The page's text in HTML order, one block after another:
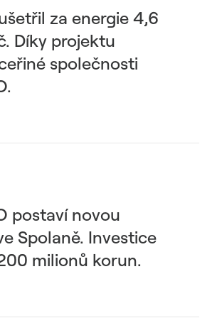
za energie 4,6
Díky projektu
společnosti
postaví novou
Spolaně. Investice
milionů korun.